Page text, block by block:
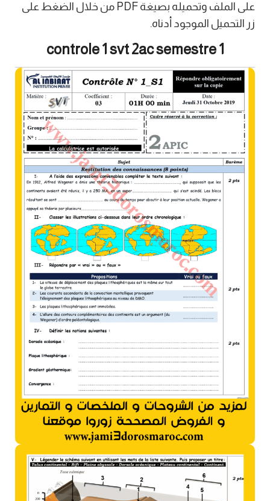
على الملف وتحميله بصيغة PDF من خلال الضغط على
زر التحميل الموجود أدناه.
controle 1 svt 2ac semestre 1